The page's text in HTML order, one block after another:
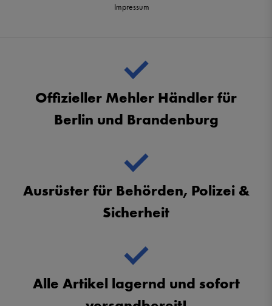
Impressum
Offizieller Mehler Händler für
Berlin und Brandenburg
Ausrüster für Behörden, Polizei &
Sicherheit
Alle Artikel lagernd und sofort